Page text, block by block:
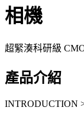
相機
超緊湊科研級
產品介紹
INTRODUCTION